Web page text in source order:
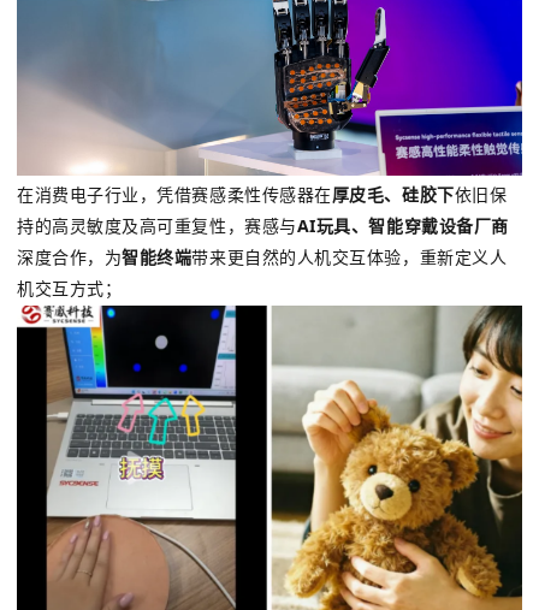
在消费电子行业，凭借赛感柔性传感器在厚皮毛、硅胶下依旧保
持的高灵敏度及高可重复性，赛感与AI玩具、智能穿戴设备厂商
深度合作，为智能终端带来更自然的人机交互体验，重新定义人
机交互方式；